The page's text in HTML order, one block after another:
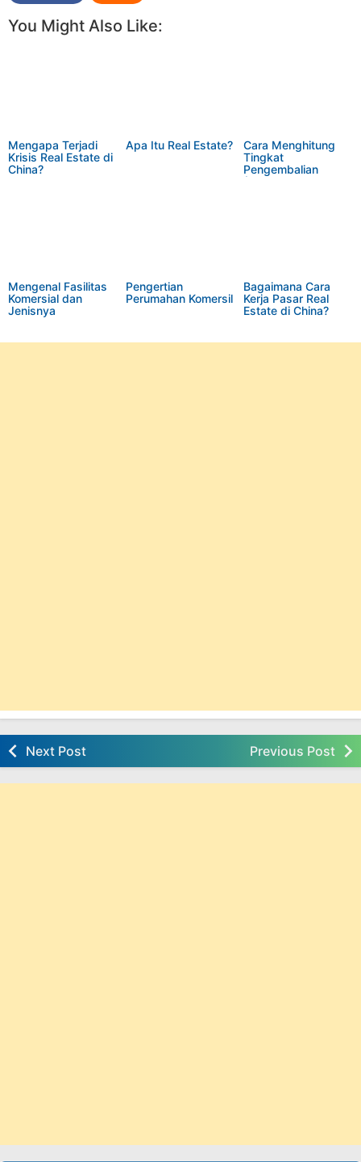
You Might Also Like:
Mengapa Terjadi
Krisis Real Estate di
China?
Apa Itu Real Estate?
Cara Menghitung
Tingkat
Pengembalian
(Return on
Mengenal Fasilitas
Komersial dan
Jenisnya
Pengertian
Perumahan Komersil
Bagaimana Cara
Kerja Pasar Real
Estate di China?
Next Post Previous Post